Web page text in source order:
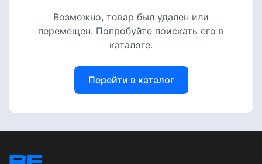
Возможно, товар был удален или
перемещен. Попробуйте поискать его в
каталоге.
Перейти в каталог